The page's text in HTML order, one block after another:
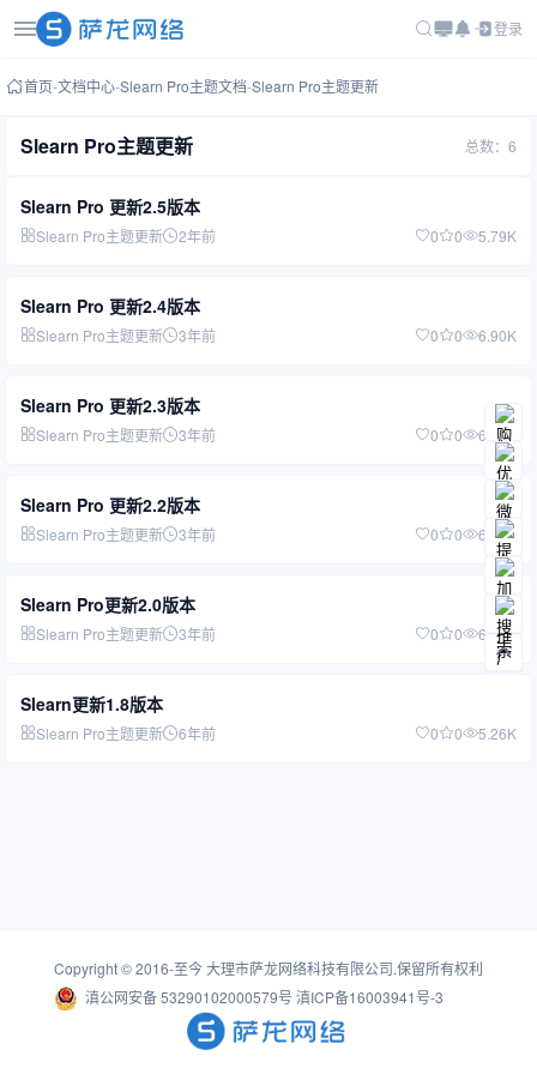
登录
首页-文档中心-Slearn Pro主题文档-Slearn Pro主题更新
Slearn Pro主题更新 总数：6
Slearn Pro 更新2.5版本
Slearn Pro主题更新 2年前 0 0 5.79K
Slearn Pro 更新2.4版本
Slearn Pro主题更新 3年前 0 0 6.90K
Slearn Pro 更新2.3版本
Slearn Pro主题更新 3年前 0 0 6.06K
Slearn Pro 更新2.2版本
Slearn Pro主题更新 3年前 0 0 6.09K
Slearn Pro更新2.0版本
Slearn Pro主题更新 3年前 0 0 6.42K
Slearn更新1.8版本
Slearn Pro主题更新 6年前 0 0 5.26K
Copyright © 2016-至今大理市萨龙网络科技有限公司.保留所有权利
滇公网安备 53290102000579号 滇ICP备16003941号-3